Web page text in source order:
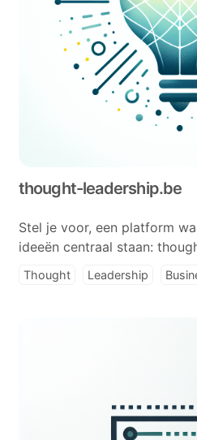
thought-leadership.be
Stel je voor, een platform
ideeën centraal staan:
Thought Leadership